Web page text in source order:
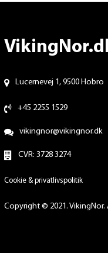
Lucernevej 1, 9500 Hobro
+45 2255 1529
vikingnor@vikingnor.dk
CVR: 3728 3274
Cookie & privatlivspolitik
Copyright © 2021. VikingNor.